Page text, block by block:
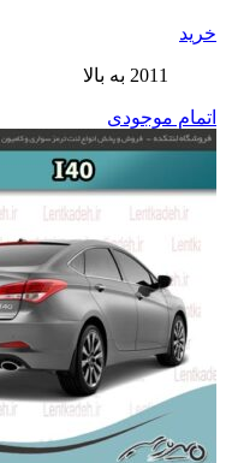
خرید
2011 به بالا
اتمام موجودی